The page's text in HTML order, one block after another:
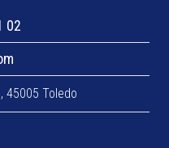
02
45005 Toledo